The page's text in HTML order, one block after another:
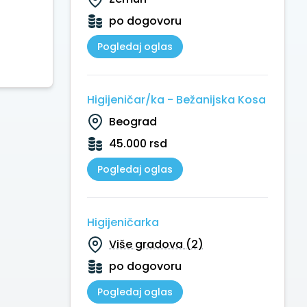
po dogovoru
Pogledaj oglas
Higijeničar/ka - Bežanijska Kosa
Beograd
45.000 rsd
Pogledaj oglas
Higijeničarka
Više gradova (2)
po dogovoru
Pogledaj oglas